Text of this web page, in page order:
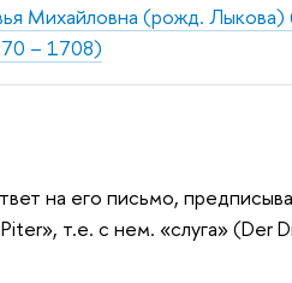
Михайловна (рожд.
– 1708)
на его письмо,
т.е. с нем. «слуга» (Der